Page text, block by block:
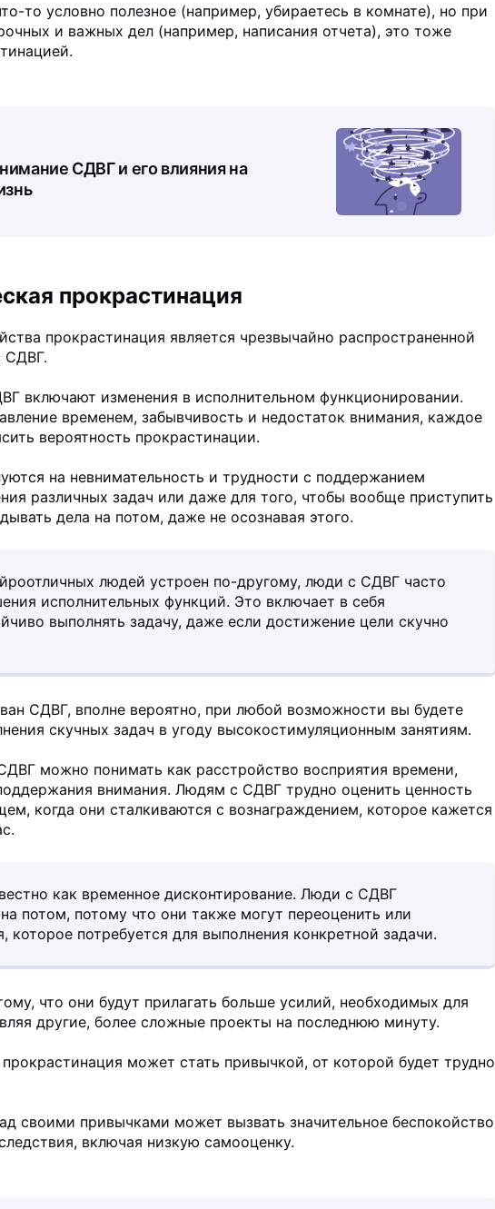
то условно полезное (например, убираетесь в комнате), но при
и важных дел (например, написания отчета), это тоже
СДВГ и его влияния на
прокрастинация
прокрастинация является чрезвычайно распространенной
СДВГ.
включают изменения в исполнительном функционировании.
временем, забывчивость и недостаток внимания, каждое
вероятность прокрастинации.
на невнимательность и трудности с поддержанием
различных задач или даже для того, чтобы вообще приступить
дела на потом, даже не осознавая этого.
людей устроен по-другому, люди с СДВГ часто
исполнительных функций. Это включает в себя
выполнять задачу, даже если достижение цели скучно
СДВГ, вполне вероятно, при любой возможности вы будете
скучных задач в угоду высокостимуляционным занятиям.
можно понимать как расстройство восприятия времени,
внимания. Людям с СДВГ трудно оценить ценность
когда они сталкиваются с вознаграждением, которое кажется
как временное дисконтирование. Люди с СДВГ
потом, потому что они также могут переоценить или
которое потребуется для выполнения конкретной задачи.
что они будут прилагать больше усилий, необходимых для
другие, более сложные проекты на последнюю минуту.
может стать привычкой, от которой будет трудно
своими привычками может вызвать значительное беспокойство
включая низкую самооценку.